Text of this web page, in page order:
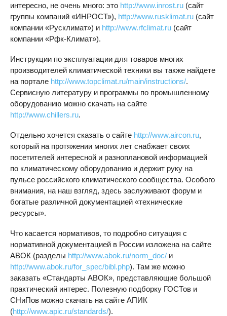
интересно, не очень много: это http://www.inrost.ru (сайт
группы компаний «ИНРОСТ»), http://www.rusklimat.ru (сайт
компании «Русклимат») и http://www.rfclimat.ru (сайт
компании «Рфк-Климат»).
Инструкции по эксплуатации для товаров многих
производителей климатической техники вы также найдете
на портале http://www.topclimat.ru/main/instructions/.
Сервисную литературу и программы по промышленному
оборудованию можно скачать на сайте
http://www.chillers.ru.
Отдельно хочется сказать о сайте http://www.aircon.ru,
который на протяжении многих лет снабжает своих
посетителей интересной и разноплановой информацией
по климатическому оборудованию и держит руку на
пульсе российского климатического сообщества. Особого
внимания, на наш взгляд, здесь заслуживают форум и
богатые различной документацией «технические
ресурсы».
Что касается нормативов, то подробно ситуация с
нормативной документацией в России изложена на сайте
АВОК (разделы http://www.abok.ru/norm_doc/ и
http://www.abok.ru/for_spec/bibl.php). Там же можно
заказать «Стандарты АВОК», представляющие большой
практический интерес. Полезную подборку ГОСТов и
СНиПов можно скачать на сайте АПИК
(http://www.apic.ru/standards/).